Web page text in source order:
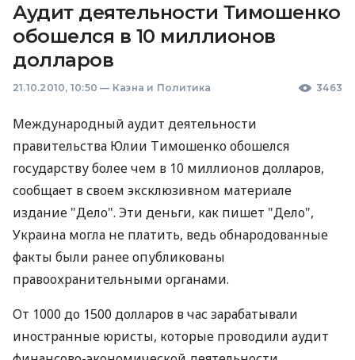
Аудит деятельности Тимошенко
обошелся в 10 миллионов
долларов
21.10.2010, 10:50 — Казна и Политика 3463
Международный аудит деятельности
правительства Юлии Тимошенко обошелся
государству более чем в 10 миллионов долларов,
сообщает в своем эксклюзивном материале
издание "Дело". Эти деньги, как пишет "Дело",
Украина могла не платить, ведь обнародованные
факты были ранее опубликованы
правоохранительными органами.
От 1000 до 1500 долларов в час зарабатывали
иностранные юристы, которые проводили аудит